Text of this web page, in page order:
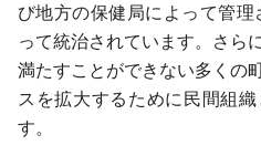
び地方の保健局によって管
って統治されています。さら
満たすことができない多くの
スを拡大するために民間組
す。